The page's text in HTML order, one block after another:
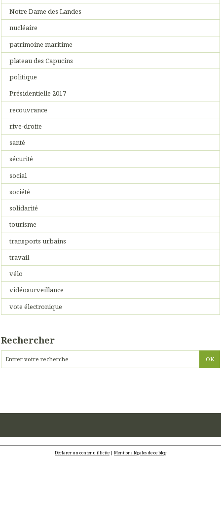
Notre Dame des Landes
nucléaire
patrimoine maritime
plateau des Capucins
politique
Présidentielle 2017
recouvrance
rive-droite
santé
sécurité
social
société
solidarité
tourisme
transports urbains
travail
vélo
vidéosurveillance
vote électronique
Rechercher
Déclarer un contenu illicite | Mentions légales de ce blog